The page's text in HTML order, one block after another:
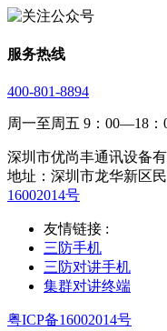
服务热线
400-801-8894
周一至周五 9：00—18：
深圳市优尚丰通讯设备
地址：深圳市龙华新区
16002014号
友情链接 :
三防手机
三防对讲手机
集群对讲终端
粤ICP备16002014号